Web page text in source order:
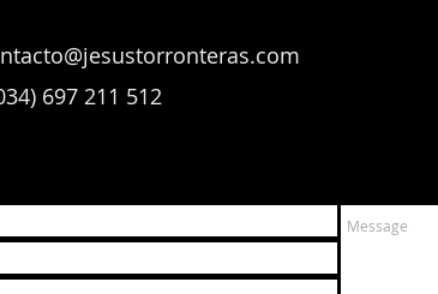
697 211 512